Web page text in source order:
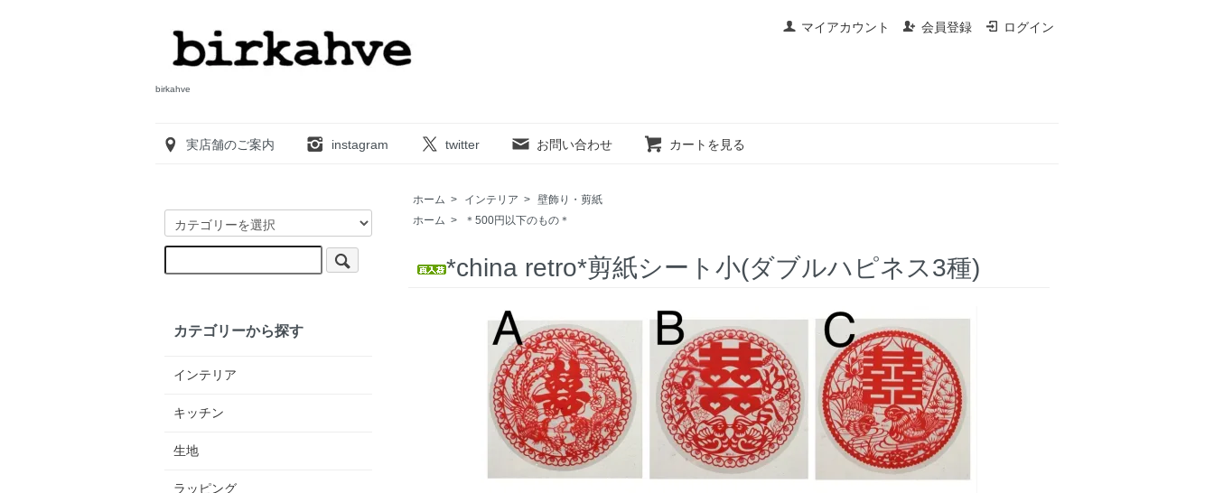
マイアカウント 会員登録 ログイン
birkahve
実店舗のご案内 instagram twitter お問い合わせ カートを見る
ホーム > インテリア > 壁飾り・剪紙
ホーム > ＊500円以下のもの＊
*china retro*剪紙シート小(ダブルハピネス3種)
カテゴリーから探す
インテリア
キッチン
生地
ラッピング